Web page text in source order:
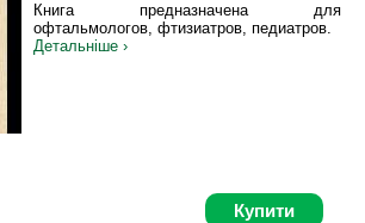
Книга предназначена для
офтальмологов, фтизиатров, педиатров.
Детальніше ›
Купити